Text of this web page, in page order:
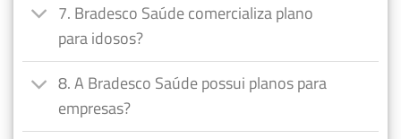
7. Bradesco Saúde comercializa plano
para idosos?
8. A Bradesco Saúde possui planos para
empresas?